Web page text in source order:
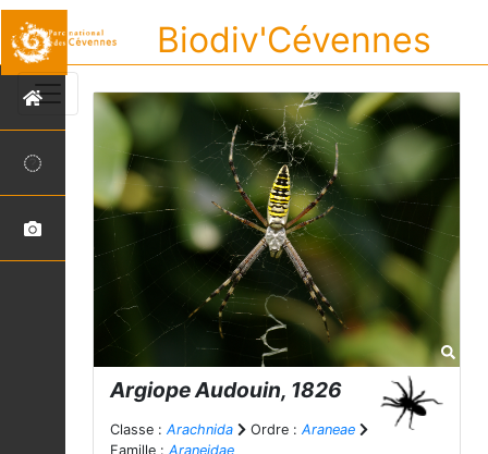
Biodiv'Cévennes
ArgiopeAudouin, 1826
Classe : Arachnida Ordre : Araneae
Famille : Araneidae